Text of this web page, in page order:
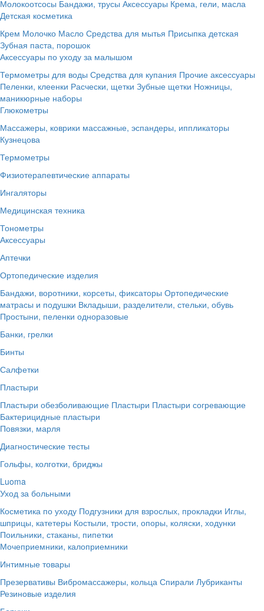
Молокоотсосы Бандажи, трусы Аксессуары Крема, гели, масла
Детская косметика
Крем Молочко Масло Средства для мытья Присыпка детская
Зубная паста, порошок
Аксессуары по уходу за малышом
Термометры для воды Средства для купания Прочие аксессуары
Пеленки, клеенки Расчески, щетки Зубные щетки Ножницы,
маникюрные наборы
Глюкометры
Массажеры, коврики массажные, эспандеры, иппликаторы
Кузнецова
Термометры
Физиотерапевтические аппараты
Ингаляторы
Медицинская техника
Тонометры
Аксессуары
Аптечки
Ортопедические изделия
Бандажи, воротники, корсеты, фиксаторы Ортопедические
матрасы и подушки Вкладыши, разделители, стельки, обувь
Простыни, пеленки одноразовые
Банки, грелки
Бинты
Салфетки
Пластыри
Пластыри обезболивающие Пластыри Пластыри согревающие
Бактерицидные пластыри
Повязки, марля
Диагностические тесты
Гольфы, колготки, бриджы
Luoma
Уход за больными
Косметика по уходу Подгузники для взрослых, прокладки Иглы,
шприцы, катетеры Костыли, трости, опоры, коляски, ходунки
Поильники, стаканы, пипетки
Мочеприемники, калоприемники
Интимные товары
Презервативы Вибромассажеры, кольца Спирали Лубриканты
Резиновые изделия